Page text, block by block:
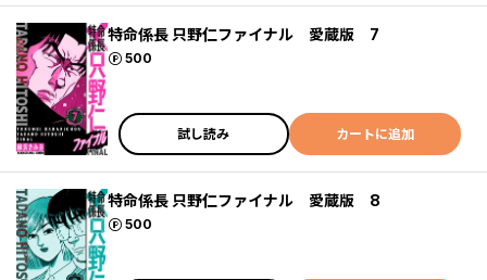
特命係長 只野仁ファイナル 愛蔵版 7
500
ポイント
試し読み カートに追加
特命係長 只野仁ファイナル 愛蔵版 8
500
ポイント